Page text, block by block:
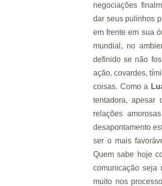
negociações
dar seus pulinhos
em frente em sua
mundial, no
definido se não
ação, covardes,
coisas. Como a
tentadora,
relações
desapontamento
ser o mais
Quem sabe hoje
comunicação seja
muito nos